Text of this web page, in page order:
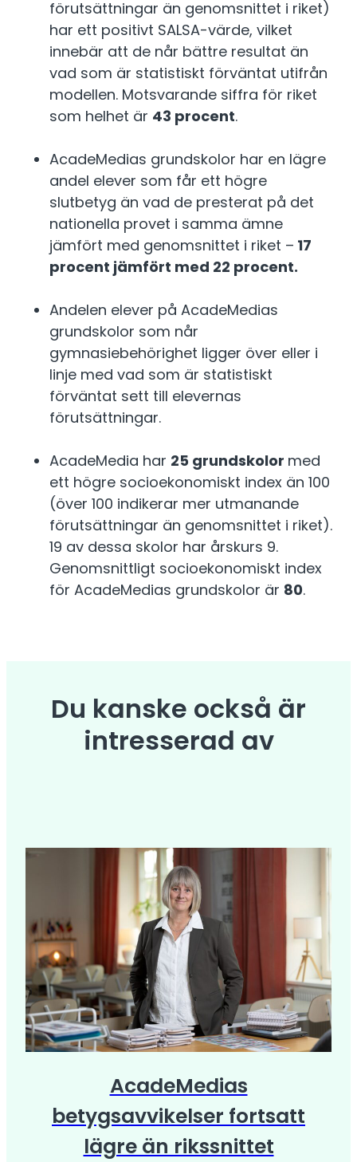
förutsättningar än genomsnittet i riket)
har ett positivt SALSA-värde, vilket
innebär att de når bättre resultat än
vad som är statistiskt förväntat utifrån
modellen. Motsvarande siffra för riket
som helhet är 43 procent.
AcadeMedias grundskolor har en lägre
andel elever som får ett högre
slutbetyg än vad de presterat på det
nationella provet i samma ämne
jämfört med genomsnittet i riket – 17
procent jämfört med 22 procent.
Andelen elever på AcadeMedias
grundskolor som når
gymnasiebehörighet ligger över eller i
linje med vad som är statistiskt
förväntat sett till elevernas
förutsättningar.
AcadeMedia har 25 grundskolor med
ett högre socioekonomiskt index än 100
(över 100 indikerar mer utmanande
förutsättningar än genomsnittet i riket).
19 av dessa skolor har årskurs 9.
Genomsnittligt socioekonomiskt index
för AcadeMedias grundskolor är 80.
Du kanske också är
intresserad av
AcadeMedias
betygsavvikelser fortsatt
lägre än rikssnittet